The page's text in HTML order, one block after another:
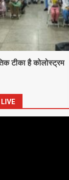
टीका है कोलोस्ट्रम